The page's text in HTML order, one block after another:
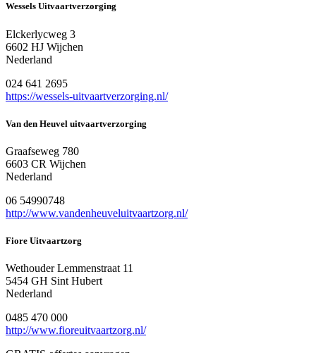
Wessels Uitvaartverzorging
Elckerlycweg 3
6602 HJ Wijchen
Nederland
024 641 2695
https://wessels-uitvaartverzorging.nl/
Van den Heuvel uitvaartverzorging
Graafseweg 780
6603 CR Wijchen
Nederland
06 54990748
http://www.vandenheuveluitvaartzorg.nl/
Fiore Uitvaartzorg
Wethouder Lemmenstraat 11
5454 GH Sint Hubert
Nederland
0485 470 000
http://www.fioreuitvaartzorg.nl/